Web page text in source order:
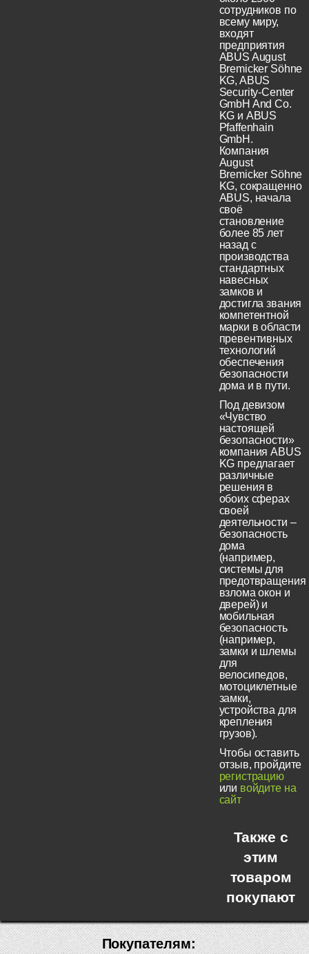
сотрудников по
всему миру,
входят
предприятия
ABUS August
Bremicker Söhne
KG, ABUS
Security-Center
GmbH And Co.
KG и ABUS
Pfaffenhain
GmbH.
Компания
August
Bremicker Söhne
KG, сокращенно
ABUS, начала
своё
становление
более 85 лет
назад с
производства
стандартных
навесных
замков и
достигла звания
компетентной
марки в области
превентивных
технологий
обеспечения
безопасности
дома и в пути.
Под девизом
«Чувство
настоящей
безопасности»
компания ABUS
KG предлагает
различные
решения в
обоих сферах
своей
деятельности –
безопасность
дома
(например,
системы для
предотвращения
взлома окон и
дверей) и
мобильная
безопасность
(например,
замки и шлемы
для
велосипедов,
мотоциклетные
замки,
устройства для
крепления
грузов).
Чтобы оставить
отзыв, пройдите
регистрацию
или войдите на
сайт
Также с
этим
товаром
покупают
Покупателям: